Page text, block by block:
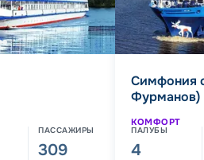
ПАССАЖИРЫ
309
Симфония
Фурманов)
КОМФОРТ
ПАЛУБЫ
4